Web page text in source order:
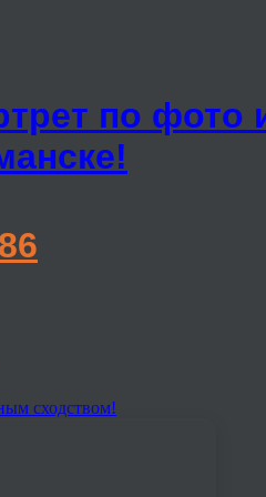
по фото
сходством!